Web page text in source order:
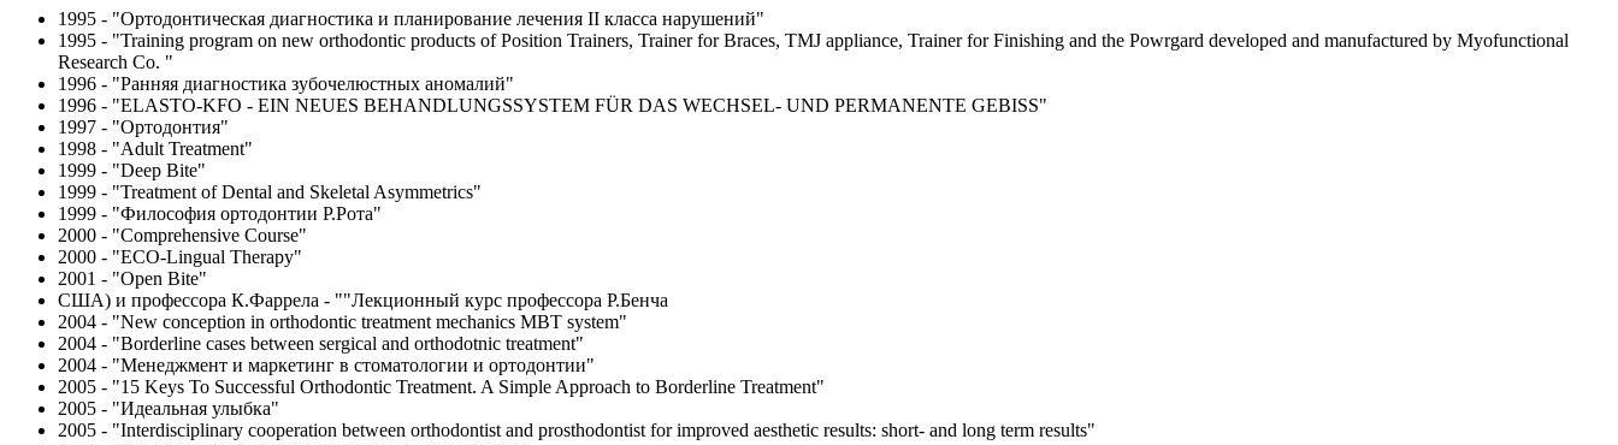
1995 - "Ортодонтическая диагностика и планирование лечения II класса нарушений"
1995 - "Training program on new orthodontic products of Position Trainers, Trainer for Braces, TMJ appliance, Trainer for Finishing and the Powrgard developed and manufactured by Myofunctional
Research Co. "
1996 - "Ранняя диагностика зубочелюстных аномалий"
1996 - "ELASTO-KFO - EIN NEUES BEHANDLUNGSSYSTEM FÜR DAS WECHSEL- UND PERMANENTE GEBISS"
1997 - "Ортодонтия"
1998 - "Adult Treatment"
1999 - "Deep Bite"
1999 - "Treatment of Dental and Skeletal Asymmetrics"
1999 - "Философия ортодонтии Р.Рота"
2000 - "Comprehensive Course"
2000 - "ECO-Lingual Therapy"
2001 - "Open Bite"
США) и профессора К.Фаррела - ""Лекционный курс профессора Р.Бенча
2004 - "New conception in orthodontic treatment mechanics MBT system"
2004 - "Borderline cases between sergical and orthodotnic treatment"
2004 - "Менеджмент и маркетинг в стоматологии и ортодонтии"
2005 - "15 Keys To Successful Orthodontic Treatment. A Simple Approach to Borderline Treatment"
2005 - "Идеальная улыбка"
2005 - "Interdisciplinary cooperation between orthodontist and prosthodontist for improved aesthetic results: short- and long term results"